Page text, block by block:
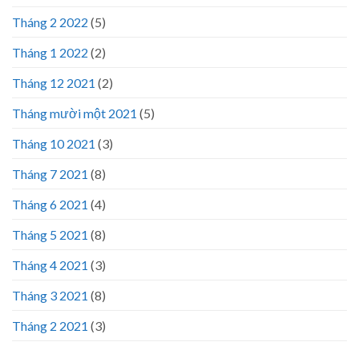
Tháng 2 2022 (5)
Tháng 1 2022 (2)
Tháng 12 2021 (2)
Tháng mười một 2021 (5)
Tháng 10 2021 (3)
Tháng 7 2021 (8)
Tháng 6 2021 (4)
Tháng 5 2021 (8)
Tháng 4 2021 (3)
Tháng 3 2021 (8)
Tháng 2 2021 (3)